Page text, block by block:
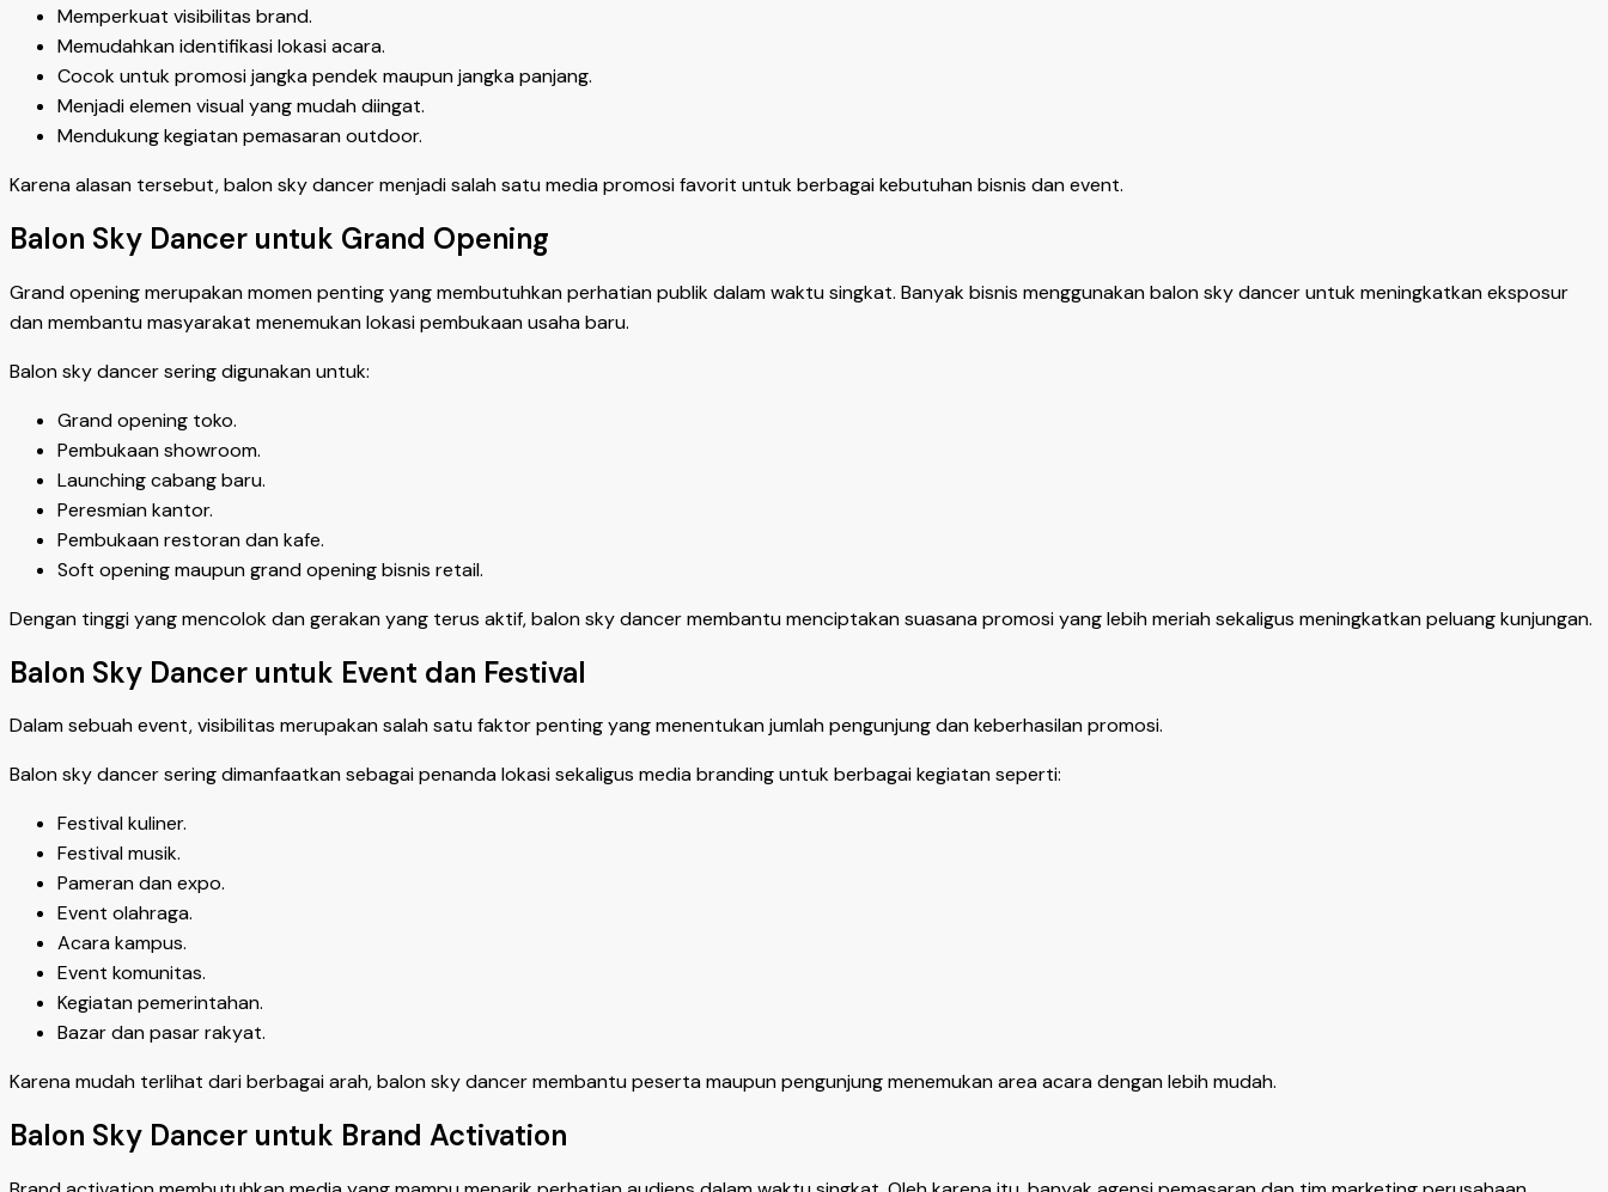
Memperkuat visibilitas brand.
Memudahkan identifikasi lokasi acara.
Cocok untuk promosi jangka pendek maupun jangka panjang.
Menjadi elemen visual yang mudah diingat.
Mendukung kegiatan pemasaran outdoor.
Karena alasan tersebut, balon sky dancer menjadi salah satu media promosi favorit untuk berbagai kebutuhan bisnis dan event.
Balon Sky Dancer untuk Grand Opening
Grand opening merupakan momen penting yang membutuhkan perhatian publik dalam waktu singkat. Banyak bisnis menggunakan balon sky dancer untuk meningkatkan eksposur
dan membantu masyarakat menemukan lokasi pembukaan usaha baru.
Balon sky dancer sering digunakan untuk:
Grand opening toko.
Pembukaan showroom.
Launching cabang baru.
Peresmian kantor.
Pembukaan restoran dan kafe.
Soft opening maupun grand opening bisnis retail.
Dengan tinggi yang mencolok dan gerakan yang terus aktif, balon sky dancer membantu menciptakan suasana promosi yang lebih meriah sekaligus meningkatkan peluang kunjungan.
Balon Sky Dancer untuk Event dan Festival
Dalam sebuah event, visibilitas merupakan salah satu faktor penting yang menentukan jumlah pengunjung dan keberhasilan promosi.
Balon sky dancer sering dimanfaatkan sebagai penanda lokasi sekaligus media branding untuk berbagai kegiatan seperti:
Festival kuliner.
Festival musik.
Pameran dan expo.
Event olahraga.
Acara kampus.
Event komunitas.
Kegiatan pemerintahan.
Bazar dan pasar rakyat.
Karena mudah terlihat dari berbagai arah, balon sky dancer membantu peserta maupun pengunjung menemukan area acara dengan lebih mudah.
Balon Sky Dancer untuk Brand Activation